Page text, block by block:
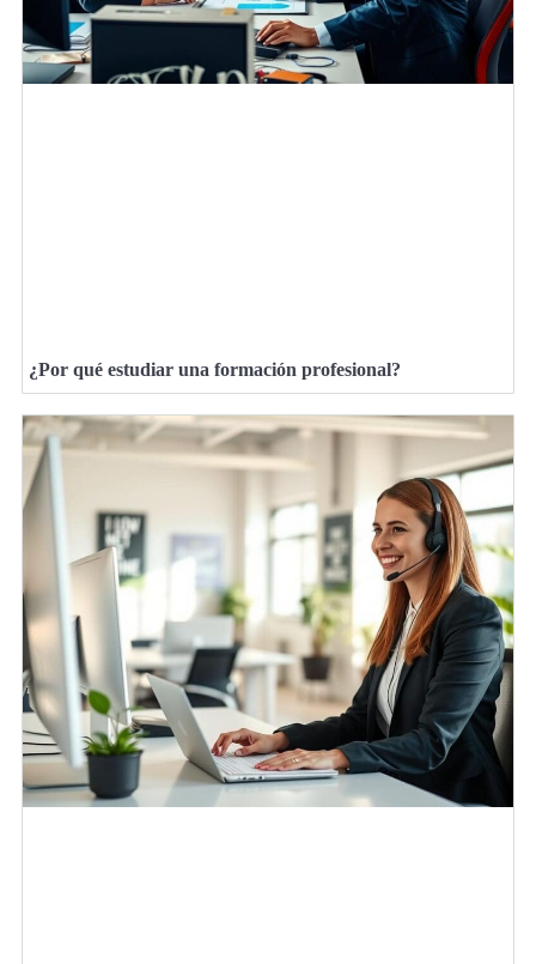
¿Por qué estudiar una formación profesional?